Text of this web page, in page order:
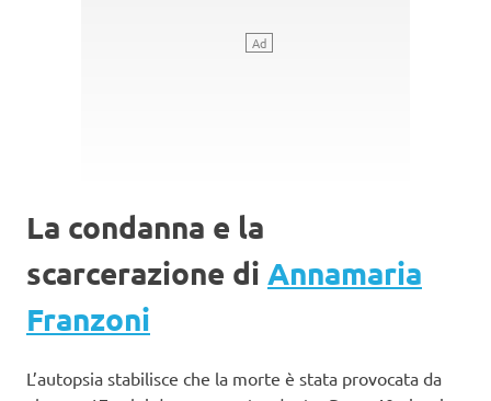
La condanna e la
scarcerazione di Annamaria
Franzoni
L’autopsia stabilisce che la morte è stata provocata da